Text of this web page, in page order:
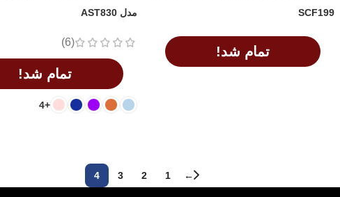
SCF199
تمام شد!
مدل AST830
(6)
تمام شد!
+4
←
1
2
3
4